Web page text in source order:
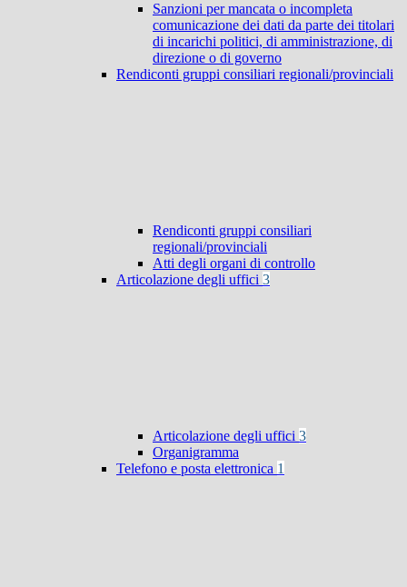
Sanzioni per mancata o incompleta
comunicazione dei dati da parte dei titolari
di incarichi politici, di amministrazione, di
direzione o di governo
Rendiconti gruppi consiliari regionali/provinciali
Rendiconti gruppi consiliari
regionali/provinciali
Atti degli organi di controllo
Articolazione degli uffici 3
Articolazione degli uffici 3
Organigramma
Telefono e posta elettronica 1